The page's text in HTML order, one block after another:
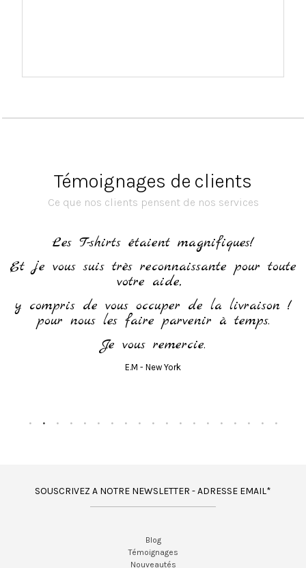
Témoignages de clients
Ce que nos clients pensent de nos services
Les T-shirts étaient magnifiques!
Et je vous suis très reconnaissante pour toute
votre aide,
y compris de vous occuper de la livraison !
pour nous les faire parvenir à temps.
Je vous remercie.
E.M - New York
SOUSCRIVEZ A NOTRE NEWSLETTER - ADRESSE EMAIL*
Blog
Témoignages
Nouveautés